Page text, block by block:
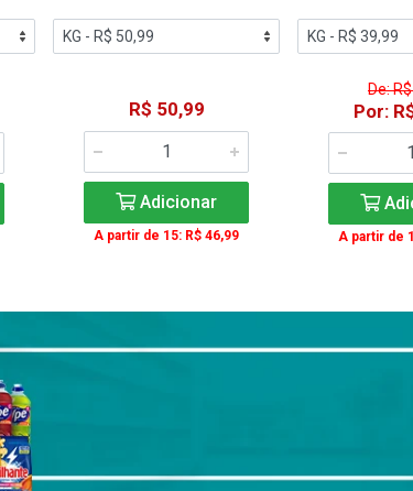
R$ 50,99
Adicionar
A partir de 15: R$ 46,99
De:
Por:
A partir de